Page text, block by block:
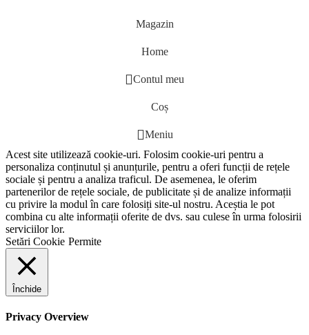
Magazin
Home
Contul meu
Coș
Meniu
Acest site utilizează cookie-uri. Folosim cookie-uri pentru a
personaliza conținutul și anunțurile, pentru a oferi funcții de rețele
sociale și pentru a analiza traficul. De asemenea, le oferim
partenerilor de rețele sociale, de publicitate și de analize informații
cu privire la modul în care folosiți site-ul nostru. Aceștia le pot
combina cu alte informații oferite de dvs. sau culese în urma folosirii
serviciilor lor.
Setări Cookie Permite
Închide
Privacy Overview